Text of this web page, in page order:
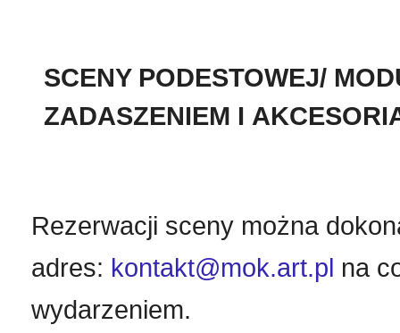
SCENY PODESTOWEJ/
ZADASZENIEM I
Rezerwacji sceny można
adres: kontakt@mok.art.pl na
wydarzeniem.